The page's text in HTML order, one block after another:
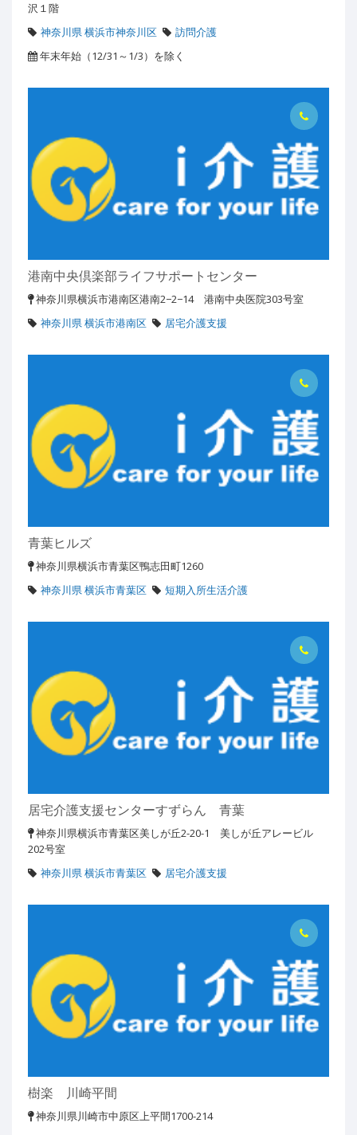
沢１階
神奈川県 横浜市神奈川区
訪問介護
年末年始（12/31～1/3）を除く
港南中央倶楽部ライフサポートセンター
神奈川県横浜市港南区港南2−2−14 港南中央医院303号室
神奈川県 横浜市港南区
居宅介護支援
青葉ヒルズ
神奈川県横浜市青葉区鴨志田町1260
神奈川県 横浜市青葉区
短期入所生活介護
居宅介護支援センターすずらん 青葉
神奈川県横浜市青葉区美しが丘2-20-1 美しが丘アレービル
202号室
神奈川県 横浜市青葉区
居宅介護支援
樹楽 川崎平間
神奈川県川崎市中原区上平間1700-214